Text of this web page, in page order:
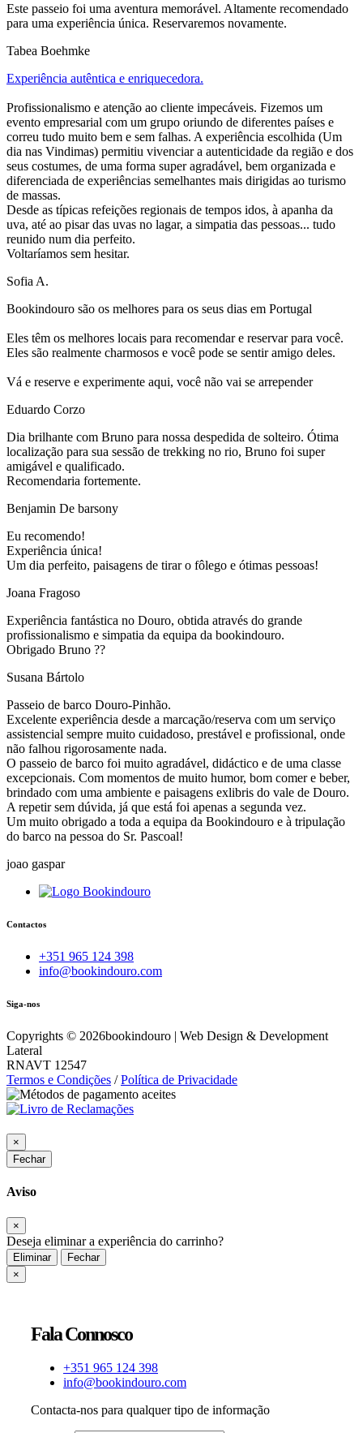
Este passeio foi uma aventura memorável. Altamente recomendado
para uma experiência única. Reservaremos novamente.
Tabea Boehmke
Experiência autêntica e enriquecedora.
Profissionalismo e atenção ao cliente impecáveis. Fizemos um
evento empresarial com um grupo oriundo de diferentes países e
correu tudo muito bem e sem falhas. A experiência escolhida (Um
dia nas Vindimas) permitiu vivenciar a autenticidade da região e dos
seus costumes, de uma forma super agradável, bem organizada e
diferenciada de experiências semelhantes mais dirigidas ao turismo
de massas.
Desde as típicas refeições regionais de tempos idos, à apanha da
uva, até ao pisar das uvas no lagar, a simpatia das pessoas... tudo
reunido num dia perfeito.
Voltaríamos sem hesitar.
Sofia A.
Bookindouro são os melhores para os seus dias em Portugal
Eles têm os melhores locais para recomendar e reservar para você.
Eles são realmente charmosos e você pode se sentir amigo deles.
Vá e reserve e experimente aqui, você não vai se arrepender
Eduardo Corzo
Dia brilhante com Bruno para nossa despedida de solteiro. Ótima
localização para sua sessão de trekking no rio, Bruno foi super
amigável e qualificado.
Recomendaria fortemente.
Benjamin De barsony
Eu recomendo!
Experiência única!
Um dia perfeito, paisagens de tirar o fôlego e ótimas pessoas!
Joana Fragoso
Experiência fantástica no Douro, obtida através do grande
profissionalismo e simpatia da equipa da bookindouro.
Obrigado Bruno ??
Susana Bártolo
Passeio de barco Douro-Pinhão.
Excelente experiência desde a marcação/reserva com um serviço
assistencial sempre muito cuidadoso, prestável e profissional, onde
não falhou rigorosamente nada.
O passeio de barco foi muito agradável, didáctico e de uma classe
excepcionais. Com momentos de muito humor, bom comer e beber,
brindado com uma ambiente e paisagens exlibris do vale de Douro.
A repetir sem dúvida, já que está foi apenas a segunda vez.
Um muito obrigado a toda a equipa da Bookindouro e à tripulação
do barco na pessoa do Sr. Pascoal!
joao gaspar
Contactos
+351 965 124 398
info@bookindouro.com
Siga-nos
Copyrights © 2026bookindouro | Web Design & Development
Lateral
RNAVT 12547
Termos e Condições /Política de Privacidade
×
Fechar
Aviso
×
Deseja eliminar a experiência do carrinho?
Eliminar
Fechar
×
Fala Connosco
+351 965 124 398
info@bookindouro.com
Contacta-nos para qualquer tipo de informação